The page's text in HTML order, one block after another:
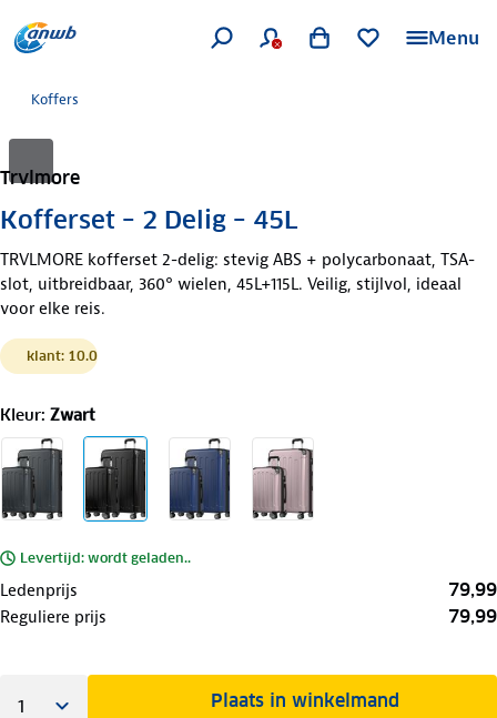
Menu
Koffers
Trvlmore
Kofferset – 2 Delig – 45L
TRVLMORE kofferset 2-delig: stevig ABS + polycarbonaat, TSA-
slot, uitbreidbaar, 360° wielen, 45L+115L. Veilig, stijlvol, ideaal
voor elke reis.
klant: 10.0
Kleur: Zwart
Levertijd: wordt geladen..
Ledenprijs 79,99
Reguliere prijs 79,99
Plaats in winkelmand